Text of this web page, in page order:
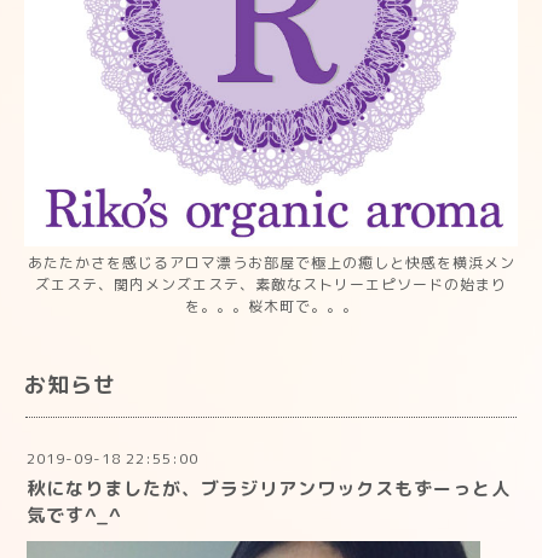
あたたかさを感じるアロマ漂うお部屋で極上の癒しと快感を横浜メン
ズエステ、関内メンズエステ、素敵なストリーエピソードの始まり
を。。。桜木町で。。。
お知らせ
2019-09-18 22:55:00
秋になりましたが、ブラジリアンワックスもずーっと人
気です^_^